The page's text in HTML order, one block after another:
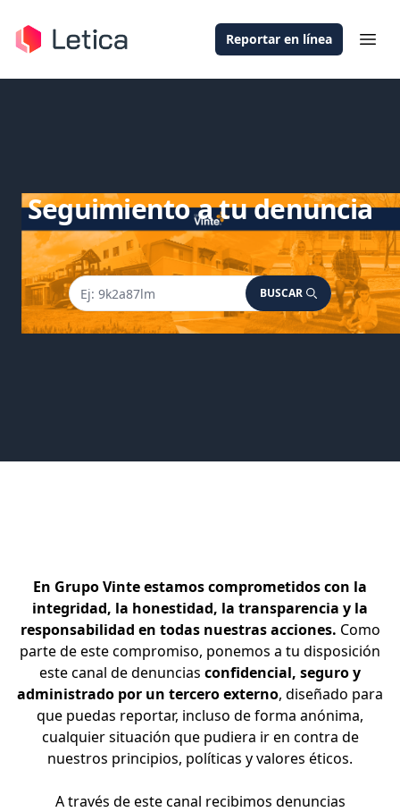
Reportar en línea
Seguimiento a tu denuncia
BUSCAR
En Grupo Vinte estamos comprometidos con la
integridad, la honestidad, la transparencia y la
responsabilidad en todas nuestras acciones. Como
parte de este compromiso, ponemos a tu disposición
este canal de denuncias confidencial, seguro y
administrado por un tercero externo, diseñado para
que puedas reportar, incluso de forma anónima,
cualquier situación que pudiera ir en contra de
nuestros principios, políticas y valores éticos.
A través de este canal recibimos denuncias